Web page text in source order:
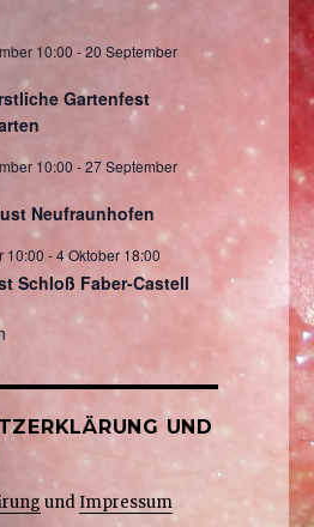
10:00 -20 September
Gartenfest
10:00 -27 September
Neufraunhofen
10:00 -4 Oktober 18:00
Schloß Faber-Castell
UND
undImpressum